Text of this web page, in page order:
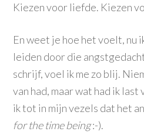
Kiezen voor liefde. Kiezen
En weet je hoe het voelt, nu
leiden door die
schrijf, voel ik me zo blij.
van had, maar wat had ik last
ik tot in mijn vezels dat het
for the time being:-).